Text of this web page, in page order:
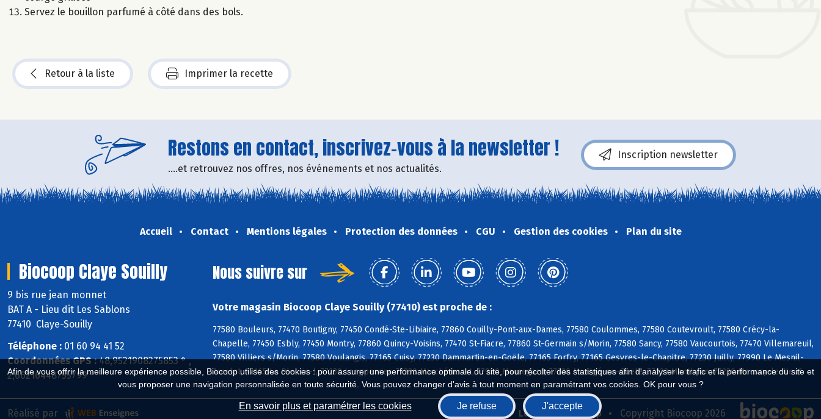
Afin de vous offrir la meilleure expérience possible, Biocoop utilise des cookies : pour assurer une performance optimale du site, pour récolter des statistiques afin d'analyser le trafic et la performance du site et
vous proposer une navigation personnalisée en toute sécurité. Vous pouvez changer d'avis à tout moment en paramétrant vos cookies. OK pour vous ?
En savoir plus et paramétrer les cookies Je refuse J'accepte
Servez le bouillon parfumé à côté dans des bols.
Retour à la liste Imprimer la recette
Restons en contact, inscrivez-vous à la newsletter !
....et retrouvez nos offres, nos événements et nos actualités.
Inscription newsletter
Accueil Contact Mentions légales Protection des données CGU Gestion des cookies Plan du site
Biocoop Claye Souilly
9 bis rue jean monnet
BAT A - Lieu dit Les Sablons
77410 Claye-Souilly
Téléphone : 01 60 94 41 52
Coordonnées GPS :48,9521908275853 ° ,
2,66216448755799 °
Nous suivre sur
Votre magasin Biocoop Claye Souilly (77410) est proche de :
77580 Bouleurs, 77470 Boutigny, 77450 Condé-Ste-Libiaire, 77860 Couilly-Pont-aux-Dames, 77580 Coulommes, 77580 Coutevroult, 77580 Crécy-la-
Chapelle, 77450 Esbly, 77450 Montry, 77860 Quincy-Voisins, 77470 St-Fiacre, 77860 St-Germain s/Morin, 77580 Sancy, 77580 Vaucourtois, 77470 Villemareuil,
77580 Villiers s/Morin, 77580 Voulangis, 77165 Cuisy, 77230 Dammartin-en-Goële, 77165 Forfry, 77165 Gesvres-le-Chapitre, 77230 Juilly, 77990 Le Mesnil-
Amelot, 77165 Le Plessis-l, 77230 Longperrier, 77230 Marchémoret, 77990 Mauregard, 77230 Montgé-en-Goële, 77122 Monthyon, 77230 Moussy-le-Neuf
Biocoop.fr Le réseau Biocoop Copyright Biocoop 2026
Réalisé par